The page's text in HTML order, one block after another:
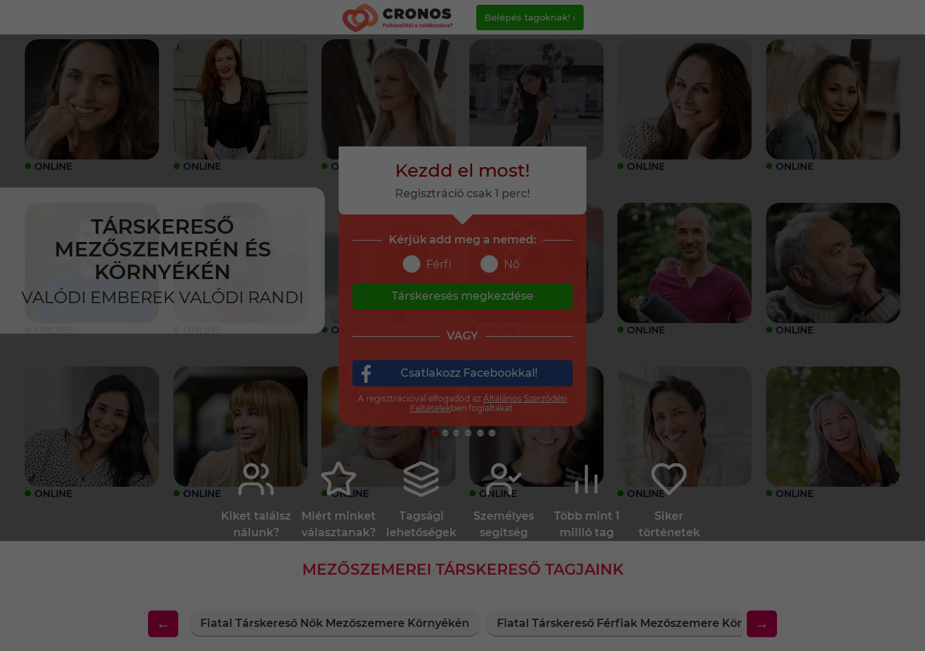
TÁRSKERESŐ
MEZŐSZEMERÉN ÉS
KÖRNYÉKÉN
VALÓDI EMBEREK VALÓDI RANDI
Belépés tagoknak! ›
ONLINE ONLINE ONLINE ONLINE ONLINE ONLINE
ONLINE ONLINE ONLINE
ONLINE ONLINE ONLINE ONLINE ONLINE ONLINE
Kiket találsz
nálunk?
Miért minket
választanak?
Tagsági
lehetőségek
Személyes
segítség
Több mint 1
millió tag
Siker
történetek
MEZŐSZEMEREI TÁRSKERESŐ TAGJAINK
← Fiatal Társkereső Nők Mezőszemere Környékén Fiatal Társkereső Férfiak Mezőszemere Környékén
→
Kezdd el most!
Regisztráció csak 1 perc!
Kérjük add meg a nemed:
Férfi
Nő
Társkeresés megkezdése
VAGY
Csatlakozz Facebookkal!
A regisztrációval elfogadod az Általános Szerződési
Feltételekben foglaltakat.